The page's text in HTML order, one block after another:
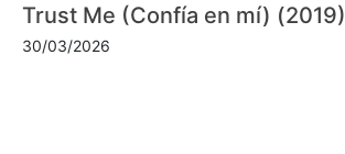
Trust Me (Confía en mí) (2019)
30/03/2026